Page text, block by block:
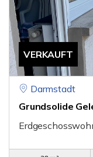
VERKAUFT
Darmstadt
Grundsolide